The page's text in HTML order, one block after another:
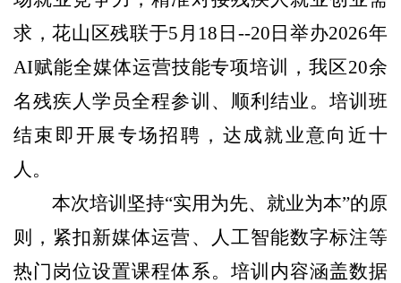
求，花山区残联于5月18日 --20日举办2026年
AI赋能全媒体运营技能专项培训，我区20余
名残疾人学员全程参训、顺利结业。 培训班
结束即开展专场招聘，达成就业意向近十
人。
本次培训坚持“实用为先、就业为本”的原
则，紧扣新媒体运营、人工智能数字标注等
热门岗位设置课程体系。培训内容涵盖数据